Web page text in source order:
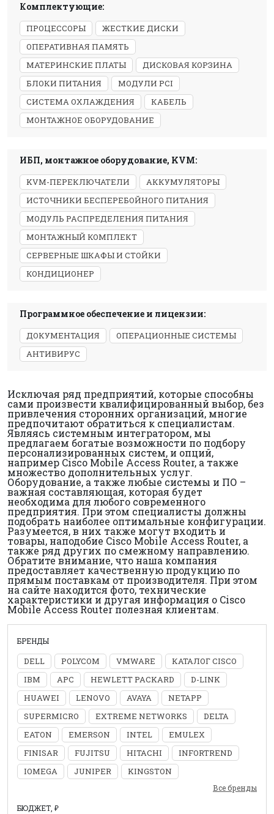
Комплектующие:
ПРОЦЕССОРЫ
ЖЕСТКИЕ ДИСКИ
ОПЕРАТИВНАЯ ПАМЯТЬ
МАТЕРИНСКИЕ ПЛАТЫ
ДИСКОВАЯ КОРЗИНА
БЛОКИ ПИТАНИЯ
МОДУЛИ PCI
СИСТЕМА ОХЛАЖДЕНИЯ
КАБЕЛЬ
МОНТАЖНОЕ ОБОРУДОВАНИЕ
ИБП, монтажное оборудование, KVM:
KVM-ПЕРЕКЛЮЧАТЕЛИ
АККУМУЛЯТОРЫ
ИСТОЧНИКИ БЕСПЕРЕБОЙНОГО ПИТАНИЯ
МОДУЛЬ РАСПРЕДЕЛЕНИЯ ПИТАНИЯ
МОНТАЖНЫЙ КОМПЛЕКТ
СЕРВЕРНЫЕ ШКАФЫ И СТОЙКИ
КОНДИЦИОНЕР
Программное обеспечение и лицензии:
ДОКУМЕНТАЦИЯ
ОПЕРАЦИОННЫЕ СИСТЕМЫ
АНТИВИРУС
Исключая ряд предприятий, которые способны
сами произвести квалифицированный выбор, без
привлечения сторонних организаций, многие
предпочитают обратиться к специалистам.
Являясь системным интегратором, мы
предлагаем богатые возможности по подбору
персонализированных систем, и опций,
например Cisco Mobile Access Router, а также
множество дополнительных услуг.
Оборудование, а также любые системы и ПО –
важная составляющая, которая будет
необходима для любого современного
предприятия. При этом специалисты должны
подобрать наиболее оптимальные конфигурации.
Разумеется, в них также могут входить и
товары, наподобие Cisco Mobile Access Router, а
также ряд других по смежному направлению.
Обратите внимание, что наша компания
предоставляет качественную продукцию по
прямым поставкам от производителя. При этом
на сайте находится фото, технические
характеристики и другая информация о Cisco
Mobile Access Router полезная клиентам.
БРЕНДЫ
DELL POLYCOM VMWARE
КАТАЛОГ CISCO
IBM
APC HEWLETT PACKARD
D-LINK
HUAWEI
LENOVO AVAYA
NETAPP
SUPERMICRO
EXTREME NETWORKS
DELTA
EATON
EMERSON INTEL
EMULEX
FINISAR
FUJITSU HITACHI
INFORTREND
IOMEGA
JUNIPER KINGSTON
Все бренды
БЮДЖЕТ, ₽